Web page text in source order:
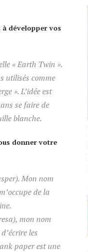
développer vos
« Earth Twin ».
utilisés comme
». L’idée est
se faire de
blanche.
donner votre
). Mon nom
de la
), mon nom
les
paper est une